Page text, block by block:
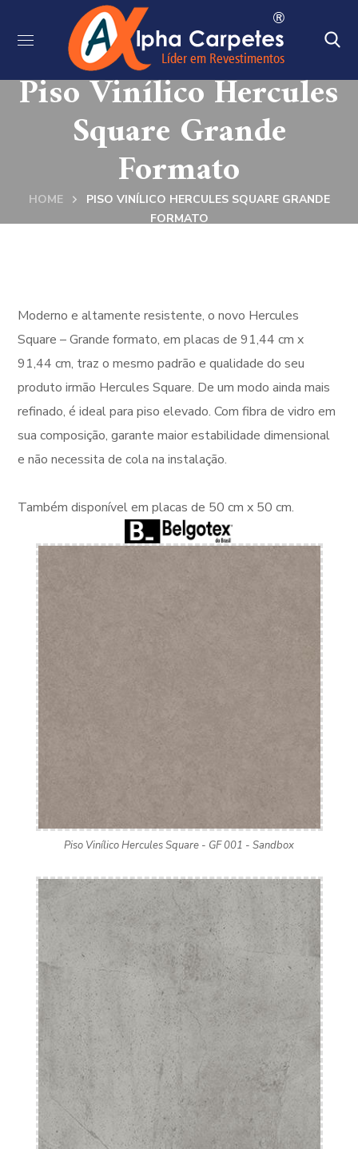
Piso Vinílico Hercules
Square Grande
Formato
HOME
PISO VINÍLICO HERCULES SQUARE GRANDE
FORMATO
Moderno e altamente resistente, o novo Hercules
Square – Grande formato, em placas de 91,44 cm x
91,44 cm, traz o mesmo padrão e qualidade do seu
produto irmão Hercules Square. De um modo ainda mais
refinado, é ideal para piso elevado. Com fibra de vidro em
sua composição, garante maior estabilidade dimensional
e não necessita de cola na instalação.
Também disponível em placas de 50 cm x 50 cm.
Piso Vinílico Hercules Square - GF 001 - Sandbox